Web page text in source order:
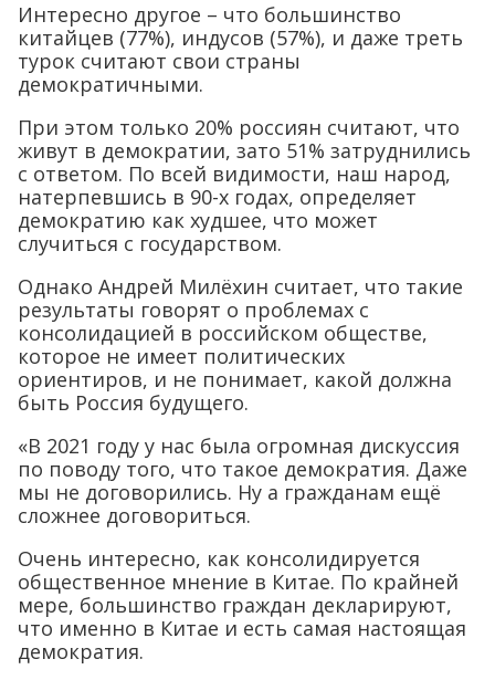
Интересно другое – что большинство
китайцев (77%), индусов (57%), и даже треть
турок считают свои страны
демократичными.
При этом только 20% россиян считают, что
живут в демократии, зато 51% затруднились
с ответом. По всей видимости, наш народ,
натерпевшись в 90-х годах, определяет
демократию как худшее, что может
случиться с государством.
Однако Андрей Милёхин считает, что такие
результаты говорят о проблемах с
консолидацией в российском обществе,
которое не имеет политических
ориентиров, и не понимает, какой должна
быть Россия будущего.
«В 2021 году у нас была огромная дискуссия
по поводу того, что такое демократия. Даже
мы не договорились. Ну а гражданам ещё
сложнее договориться.
Очень интересно, как консолидируется
общественное мнение в Китае. По крайней
мере, большинство граждан декларируют,
что именно в Китае и есть самая настоящая
демократия.